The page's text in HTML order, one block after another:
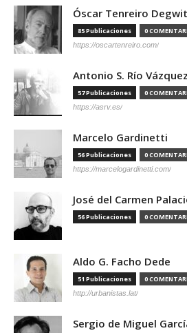
Óscar Tenreiro
85 Publicaciones 0
https://oscartenreiro.com/
Antonio S. Río Vázquez
57 Publicaciones 0
https://asrv.es/
Marcelo Gardinetti
56 Publicaciones 0
https://marcelogardinetti.com/
José del Carmen
56 Publicaciones 0
Aldo G. Facho Dede
51 Publicaciones 0
http://urbanistas.lat/
Sergio de Miguel